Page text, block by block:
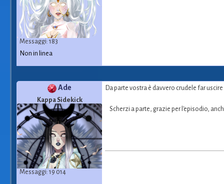
Messaggi: 183
Non in linea
Ade
Kappa Sidekick
Messaggi: 19 014
Da parte vostra è davvero crudele far
Scherzi a parte, grazie per l'episodio,